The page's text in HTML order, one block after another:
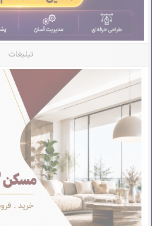
تبلیغات